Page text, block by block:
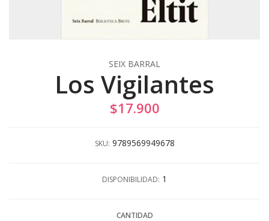
SEIX BARRAL
Los Vigilantes
$17.900
SKU: 9789569949678
DISPONIBILIDAD: 1
CANTIDAD